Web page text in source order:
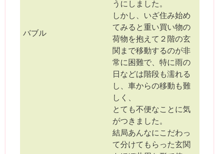
バブル
うにしました。
しかし、いざ住み始め
てみると重い買い物の
荷物を抱えて２階の玄
関まで移動するのが非
常に困難で、特に雨の
日などは階段も濡れる
し、車からの移動も難
しく、
とても不便なことに気
がつきました。
結局あんなにこだわっ
て分けてもらった玄関